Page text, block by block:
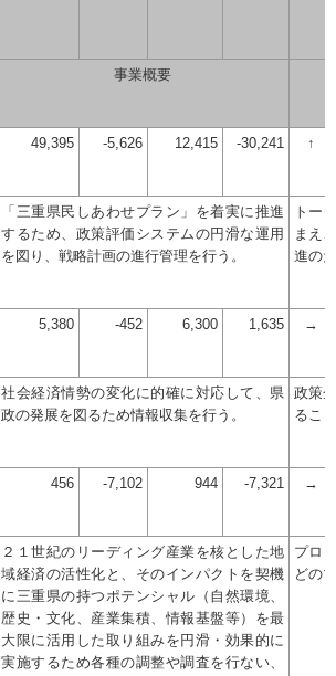
事業概要
49,395 -5,626 12,415 -30,241 ↑
「三重県民しあわせプラン」を着実に推進
するため、政策評価システムの円滑な運用
を図り、戦略計画の進行管理を行う。
トー
まえ
進の
5,380 -452 6,300 1,635 →
社会経済情勢の変化に的確に対応して、県
政の発展を図るため情報収集を行う。
政策
るこ
456 -7,102 944 -7,321 →
２１世紀のリーディング産業を核とした地
域経済の活性化と、そのインパクトを契機
に三重県の持つポテンシャル（自然環境、
歴史・文化、産業集積、情報基盤等）を最
大限に活用した取り組みを円滑・効果的に
実施するため各種の調整や調査を行ない、
プロ
どの